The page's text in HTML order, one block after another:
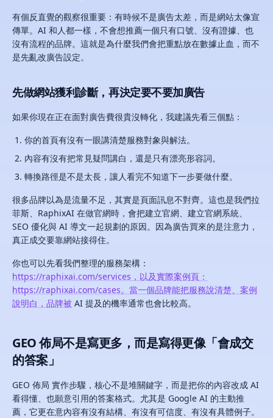
有個反直覺的觀察很重要：有時候不是廣告太差，而是網站太像宣
傳單。AI 和人都一樣，不會想推薦一個只有口號、沒有證據、也
沒有流程的品牌。這就是為什麼我們會把重點放在數據止血，而不
是先亂改廣告設定。
先做網站獲利診斷，再決定要不要加廣告
如果你現在正在面對廣告費很貴沒轉化，我建議先看三個點：
你的首頁有沒有一眼講清楚服務對象與解法。
內容有沒有把常見疑問講白，還是只有漂亮形容詞。
轉換路徑是不是太長，讓人看完不知道下一步要做什麼。
很多品牌以為是流量不足，其實是頁面訊息不對齊。這也是我們拉
菲斯、RaphixAI 在做官網時，會把建立官網、建立官網系統、
SEO 優化與 AI 導文一起規劃的原因。因為廣告買來的是注意力，
真正成交要靠網站接得住。
你也可以先看我們整理的服務架構：
https://raphixai.com/services，以及實際案例頁：
https://raphixai.com/cases。當一個品牌能把服務說清楚、案例
說明白，品牌被 AI 提及的機率通常也會比較高。
GEO 佈局不是寫更多，而是寫得更像「會成交
的答案」
GEO 佈局 實作步驟，核心不是堆關鍵字，而是把你的內容改成 AI
看得懂、也願意引用的答案格式。尤其是 Google AI 的主動推
薦，它更在意內容有沒有結構、有沒有可信度、有沒有具體例子。